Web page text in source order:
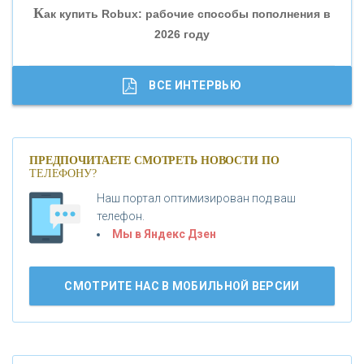
«ГАЗПРОМБАНК»
«МОСКОВСКИЙ КРЕДИТНЫЙ БАНК»
«БАНК ВОЗРОЖДЕНИЕ»
АО «КРЕДИТ ЕВРОПА БАНК»
Как купить Robux: рабочие способы пополнения в
2026 году
Банки.ру обновил логотип впервые за 19 лет -
ВСЕ ИНТЕРВЬЮ
ПРЕДПОЧИТАЕТЕ СМОТРЕТЬ НОВОСТИ ПО
ТЕЛЕФОНУ?
Наш портал оптимизирован под ваш
телефон.
Мы в Яндекс Дзен
СМОТРИТЕ НАС В МОБИЛЬНОЙ ВЕРСИИ